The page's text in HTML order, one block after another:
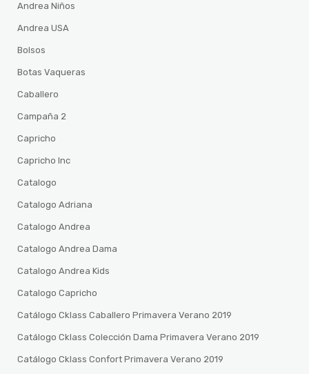
Andrea Niños
Andrea USA
Bolsos
Botas Vaqueras
Caballero
Campaña 2
Capricho
Capricho Inc
Catalogo
Catalogo Adriana
Catalogo Andrea
Catalogo Andrea Dama
Catalogo Andrea Kids
Catalogo Capricho
Catálogo Cklass Caballero Primavera Verano 2019
Catálogo Cklass Colección Dama Primavera Verano 2019
Catálogo Cklass Confort Primavera Verano 2019